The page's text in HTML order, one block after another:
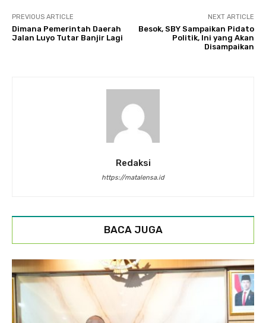
PREVIOUS ARTICLE
Dimana Pemerintah Daerah
Jalan Luyo Tutar Banjir Lagi
NEXT ARTICLE
Besok, SBY Sampaikan Pidato
Politik, Ini yang Akan
Disampaikan
Redaksi
https://matalensa.id
BACA JUGA